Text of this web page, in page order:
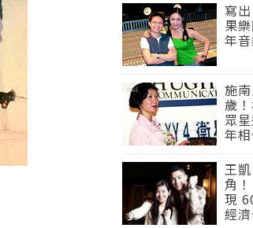
寫
果
年
施
歲
眾
年
王
角
現
經